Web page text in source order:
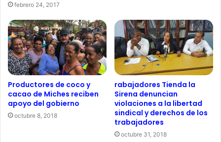
febrero 24, 2017
Productores de coco y
cacao de Miches reciben
apoyo del gobierno
octubre 8, 2018
rabajadores Tienda la
Sirena denuncian
violaciones a la libertad
sindical y derechos de los
trabajadores
octubre 31, 2018